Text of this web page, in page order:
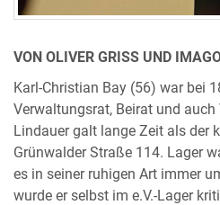
VON OLIVER GRISS UND
Karl-Christian Bay (56) war bei
Verwaltungsrat, Beirat und auch
Lindauer galt lange Zeit als der
Grünwalder Straße 114. Lager
es in seiner ruhigen Art immer
wurde er selbst im e.V.-Lager